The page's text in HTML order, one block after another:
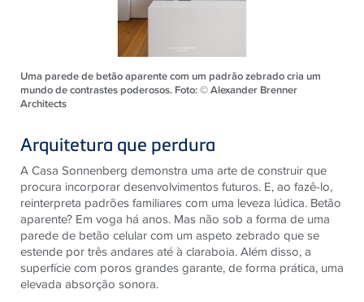
Uma parede de betão aparente com um padrão zebrado cria um
mundo de contrastes poderosos. Foto: © Alexander Brenner
Architects
Arquitetura que perdura
A Casa Sonnenberg demonstra uma arte de construir que
procura incorporar desenvolvimentos futuros. E, ao fazê-lo,
reinterpreta padrões familiares com uma leveza lúdica. Betão
aparente? Em voga há anos. Mas não sob a forma de uma
parede de betão celular com um aspeto zebrado que se
estende por três andares até à claraboia. Além disso, a
superfície com poros grandes garante, de forma prática, uma
elevada absorção sonora.